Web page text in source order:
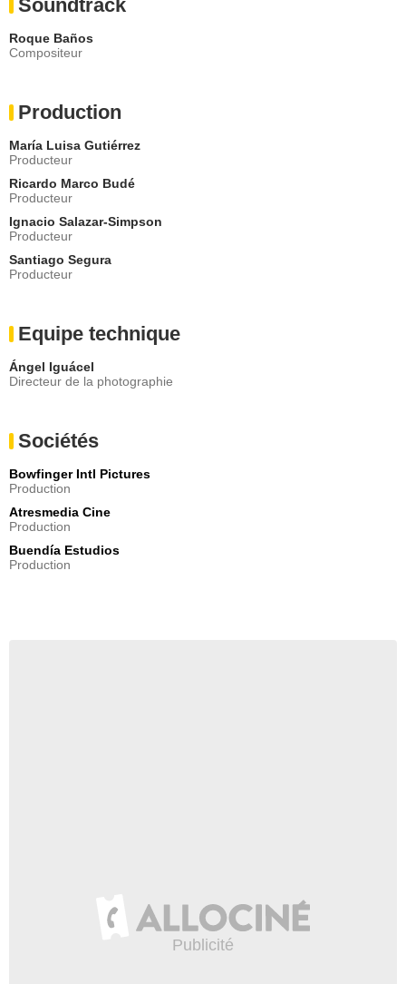
Soundtrack
Roque Baños
Compositeur
Production
María Luisa Gutiérrez
Producteur
Ricardo Marco Budé
Producteur
Ignacio Salazar-Simpson
Producteur
Santiago Segura
Producteur
Equipe technique
Ángel Iguácel
Directeur de la photographie
Sociétés
Bowfinger Intl Pictures
Production
Atresmedia Cine
Production
Buendía Estudios
Production